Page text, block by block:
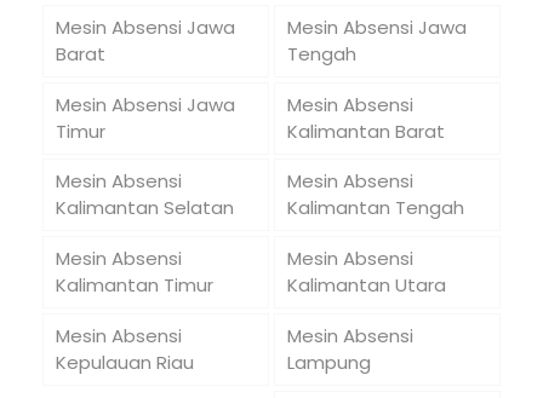
Mesin Absensi Jawa
Barat
Mesin Absensi Jawa
Tengah
Mesin Absensi Jawa
Timur
Mesin Absensi
Kalimantan Barat
Mesin Absensi
Kalimantan Selatan
Mesin Absensi
Kalimantan Tengah
Mesin Absensi
Kalimantan Timur
Mesin Absensi
Kalimantan Utara
Mesin Absensi
Kepulauan Riau
Mesin Absensi
Lampung